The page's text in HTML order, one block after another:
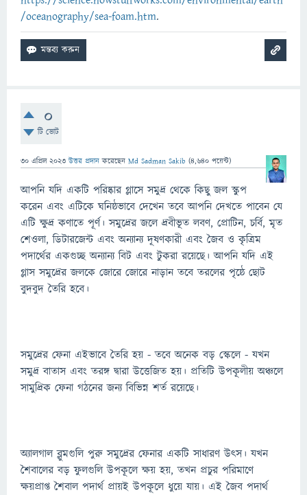
/oceanography/sea-foam.htm.
0
টি ভোট
30 এপ্রিল 2023 উত্তর প্রদান করেছেন Md Sadman Sakib (4,640 পয়েন্ট)
আপনি যদি একটি পরিষ্কার গ্লাসে সমুদ্র থেকে কিছু জল স্কুপ
করেন এবং এটিকে ঘনিষ্ঠভাবে দেখেন তবে আপনি দেখতে পাবেন যে
এটি ক্ষুদ্র কণাতে পূর্ণ। সমুদ্রের জলে দ্রবীভূত লবণ, প্রোটিন, চর্বি, মৃত
শেওলা, ডিটারজেন্ট এবং অন্যান্য দূষণকারী এবং জৈব ও কৃত্রিম
পদার্থের একগুচ্ছ অন্যান্য বিট এবং টুকরা রয়েছে। আপনি যদি এই
গ্লাস সমুদ্রের জলকে জোরে জোরে নাড়ান তবে তরলের পৃষ্ঠে ছোট
বুদবুদ তৈরি হবে।
সমুদ্রের ফেনা এইভাবে তৈরি হয় - তবে অনেক বড় স্কেলে - যখন
সমুদ্র বাতাস এবং তরঙ্গ দ্বারা উত্তেজিত হয়। প্রতিটি উপকূলীয় অঞ্চলে
সামুদ্রিক ফেনা গঠনের জন্য বিভিন্ন শর্ত রয়েছে।
অ্যালগাল ব্লুমগুলি পুরু সমুদ্রের ফেনার একটি সাধারণ উত্স। যখন
শৈবালের বড় ফুলগুলি উপকূলে ক্ষয় হয়, তখন প্রচুর পরিমাণে
ক্ষয়প্রাপ্ত শৈবাল পদার্থ প্রায়ই উপকূলে ধুয়ে যায়। এই জৈব পদার্থ